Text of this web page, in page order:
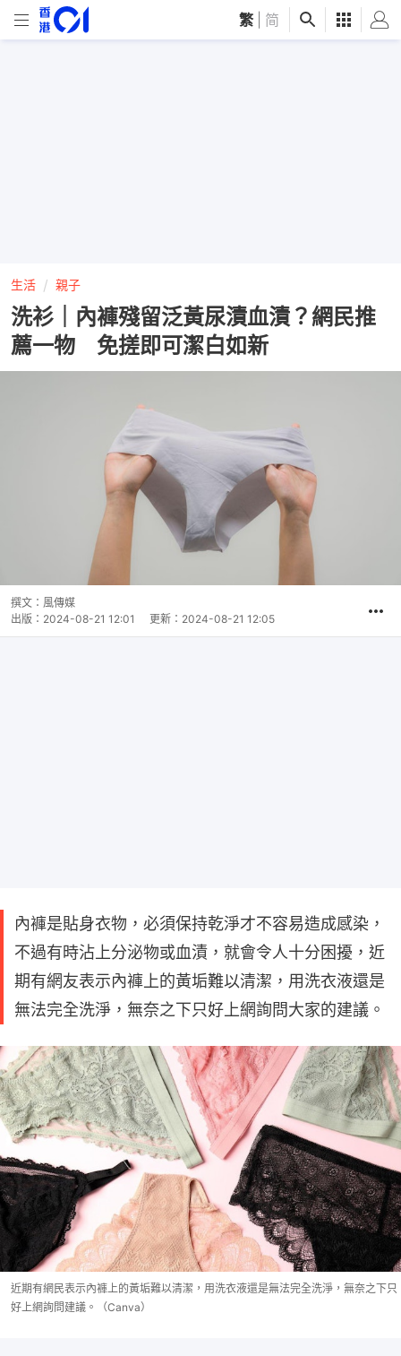
繁 简
生活 親子
洗衫｜內褲殘留泛黃尿漬血漬？網民推
薦一物 免搓即可潔白如新
撰文： 風傳媒
出版： 2024-08-21 12:01 更新： 2024-08-21 12:05
內褲是貼身衣物，必須保持乾淨才不容易造成感染，
不過有時沾上分泌物或血漬，就會令人十分困擾，近
期有網友表示內褲上的黃垢難以清潔，用洗衣液還是
無法完全洗淨，無奈之下只好上網詢問大家的建議。
近期有網民表示內褲上的黃垢難以清潔，用洗衣液還是無法完全洗淨，無奈之下只
好上網詢問建議。（Canva）